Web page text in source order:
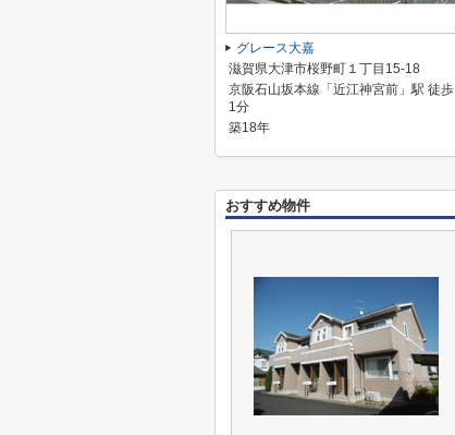
グレース大嘉
滋賀県大津市桜野町１丁目15-18
京阪石山坂本線「近江神宮前」駅 徒歩
1分
築18年
おすすめ物件